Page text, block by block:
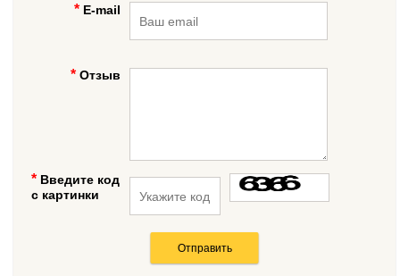
E-mail
Отзыв
Введите код
с картинки